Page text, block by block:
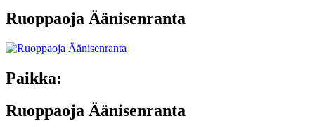
Ruoppaoja Äänisenranta
Paikka:
Ruoppaoja Äänisenranta